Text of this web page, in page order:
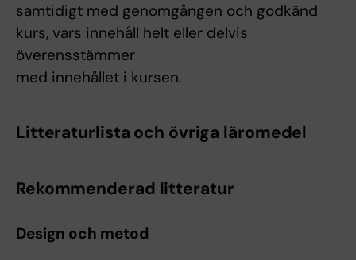
samtidigt med genomgången och godkänd
kurs, vars innehåll helt eller delvis
överensstämmer
med innehållet i kursen.
Litteraturlista och övriga läromedel
Rekommenderad litteratur
Design och metod